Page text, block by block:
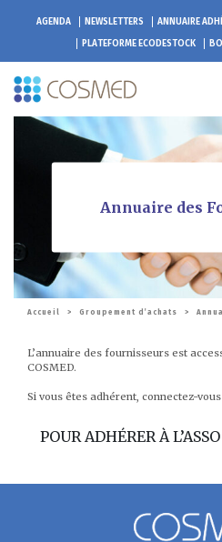
AGENDA NEWSLETTERS ANNUAIRE
PLATEFORME ECODESTOCK
Annuaire des
Accueil > Groupement d’achats >
L’annuaire des fournisseurs est
COSMED.
Si vous êtes adhérent, connectez-
POUR ADHÉRER À